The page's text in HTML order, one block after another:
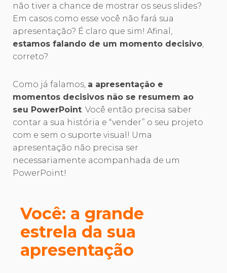
não tiver a chance de mostrar os seus slides?
Em casos como esse você não fará sua
apresentação? É claro que sim! Afinal,
estamos falando de um momento decisivo,
correto?
Como já falamos, a apresentação e
momentos decisivos não se resumem ao
seu PowerPoint. Você então precisa saber
contar a sua história e “vender” o seu projeto
com e sem o suporte visual! Uma
apresentação não precisa ser
necessariamente acompanhada de um
PowerPoint!
Você: a grande
estrela da sua
apresentação